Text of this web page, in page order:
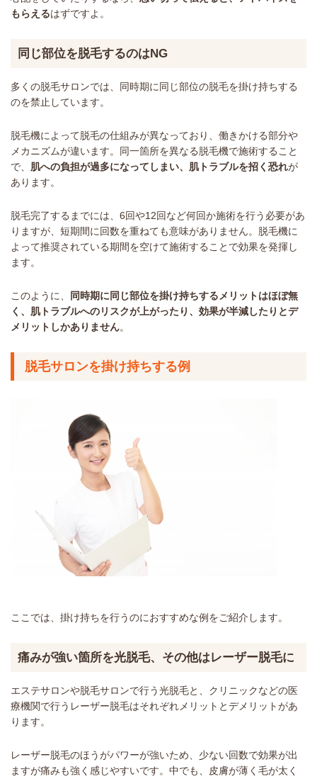
もらえるはずですよ。
同じ部位を脱毛するのはNG
多くの脱毛サロンでは、同時期に同じ部位の脱毛を掛け持ちする
のを禁止しています。
脱毛機によって脱毛の仕組みが異なっており、働きかける部分や
メカニズムが違います。同一箇所を異なる脱毛機で施術すること
で、 肌への負担が過多になってしまい、肌トラブルを招く恐れが
あります。
脱毛完了するまでには、6回や12回など何回か施術を行う必要があ
りますが、短期間に回数を重ねても意味がありません。脱毛機に
よって推奨されている期間を空けて施術することで効果を発揮し
ます。
このように、
同時期に同じ部位を掛け持ちするメリットはほぼ無
く、肌トラブルへのリスクが上がったり、効果が半減したりとデ
メリットしかありません。
脱毛サロンを掛け持ちする例
ここでは、掛け持ちを行うのにおすすめな例をご紹介します。
痛みが強い箇所を光脱毛、その他はレーザー脱毛に
エステサロンや脱毛サロンで行う光脱毛と、クリニックなどの医
療機関で行うレーザー脱毛はそれぞれメリットとデメリットがあ
ります。
レーザー脱毛のほうがパワーが強いため、少ない回数で効果が出
ますが痛みも強く感じやすいです。中でも、皮膚が薄く毛が太く